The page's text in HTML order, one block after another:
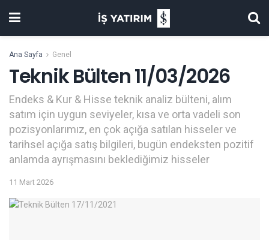
Ana Sayfa Genel
Teknik Bülten 11/03/2026
Endeks & Kur & Hisse teknik analiz bülteni, alım
satım için uygun seviyeler, kısa ve orta vadeli son
pozisyonlarımız, en çok açığa satılan hisseler ve
tarihsel açığa satış bilgileri, bugün endeksten pozitif
anlamda ayrışmasını beklediğimiz hisseler
11 Mart 2026